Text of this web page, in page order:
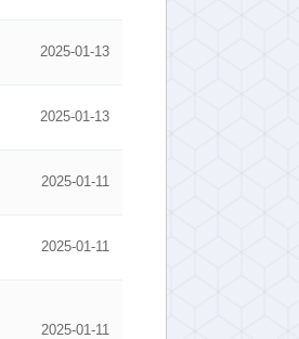
2025-01-13
2025-01-13
2025-01-11
2025-01-11
2025-01-11